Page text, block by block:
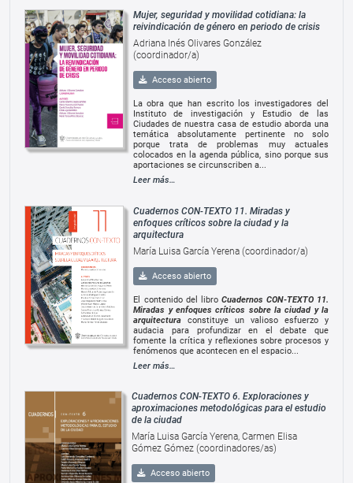
Mujer, seguridad y movilidad cotidiana: la
reivindicación de género en periodo de crisis
Adriana Inés Olivares González
(coordinador/a)
Acceso abierto
La obra que han escrito los investigadores del
Instituto de investigación y Estudio de las
Ciudades de nuestra casa de estudio aborda una
temática absolutamente pertinente no solo
porque trata de problemas muy actuales
colocados en la agenda pública, sino porque sus
aportaciones se circunscriben a...
Leer más…
Cuadernos CON-TEXTO 11. Miradas y
enfoques críticos sobre la ciudad y la
arquitectura
María Luisa García Yerena (coordinador/a)
Acceso abierto
El contenido del libro Cuadernos CON-TEXTO 11.
Miradas y enfoques críticos sobre la ciudad y la
arquitectura constituye un valioso esfuerzo y
audacia para profundizar en el debate que
fomente la crítica y reflexiones sobre procesos y
fenómenos que acontecen en el espacio...
Leer más…
Cuadernos CON-TEXTO 6. Exploraciones y
aproximaciones metodológicas para el estudio
de la ciudad
María Luisa García Yerena, Carmen Elisa
Gómez Gómez (coordinadores/as)
Acceso abierto